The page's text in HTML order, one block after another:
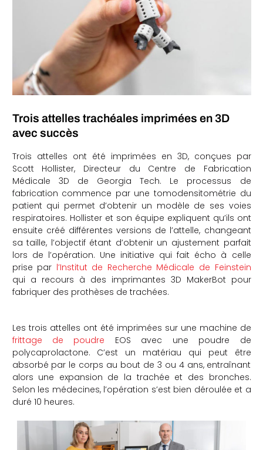
Trois attelles trachéales imprimées en 3D
avec succès
Trois attelles ont été imprimées en 3D, conçues par
Scott Hollister, Directeur du Centre de Fabrication
Médicale 3D de Georgia Tech. Le processus de
fabrication commence par une tomodensitométrie du
patient qui permet d’obtenir un modèle de ses voies
respiratoires. Hollister et son équipe expliquent qu’ils ont
ensuite créé différentes versions de l’attelle, changeant
sa taille, l’objectif étant d’obtenir un ajustement parfait
lors de l’opération. Une initiative qui fait écho à celle
prise par l’Institut de Recherche Médicale de Feinstein
qui a recours à des imprimantes 3D MakerBot pour
fabriquer des prothèses de trachées.
Les trois attelles ont été imprimées sur une machine de
frittage de poudre EOS avec une poudre de
polycaprolactone. C’est un matériau qui peut être
absorbé par le corps au bout de 3 ou 4 ans, entraînant
alors une expansion de la trachée et des bronches.
Selon les médecines, l’opération s’est bien déroulée et a
duré 10 heures.